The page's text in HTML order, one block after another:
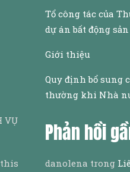
VỤ
Tổ công tác của
dự án bất động sản
Giới thiệu
Quy định bổ sung
thường khi Nhà
Phản hồi
danolena trong